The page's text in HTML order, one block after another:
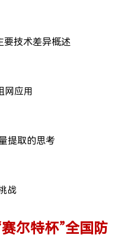
要技术差异概述
网应用
提取的思考
战
尔特杯”全国防